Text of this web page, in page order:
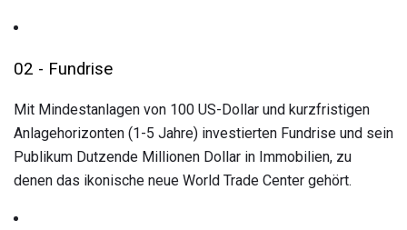
02 - Fundrise
Mit Mindestanlagen von 100 US-Dollar und kurzfristigen
Anlagehorizonten (1-5 Jahre) investierten Fundrise und sein
Publikum Dutzende Millionen Dollar in Immobilien, zu
denen das ikonische neue World Trade Center gehört.